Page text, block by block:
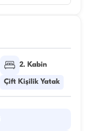
2. Kabin
Çift Kişilik Yatak